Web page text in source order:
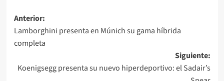
Navegación
de
entradas
Anterior:
Lamborghini presenta en Múnich su gama híbrida
completa
Siguiente:
Koenigsegg presenta su nuevo hiperdeportivo: el Sadair’s